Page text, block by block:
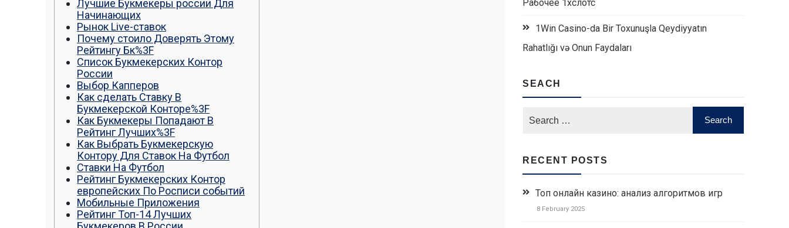
Лучшие Букмекеры россии Для
Начинающих
Рынок Live-ставок
Почему стоило Доверять Этому
Рейтингу Бк%3F
Список Букмекерских Контор
России
Выбор Капперов
Как сделать Ставку В
Букмекерской Конторе%3F
Как Букмекеры Попадают В
Рейтинг Лучших%3F
Как Выбрать Букмекерскую
Контору Для Ставок На Футбол
Ставки На Футбол
Рейтинг Букмекерских Контор
европейских По Росписи событий
Мобильные Приложения
Рейтинг Топ-14 Лучших
Рабочее 1хслотс
1Win Casino-da Bir Toxunuşla Qeydiyyatın
Rahatlığı və Onun Faydaları
SEACH
RECENT POSTS
Топ онлайн казино: анализ алгоритмов игр
8 February 2025